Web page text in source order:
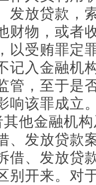
发放贷款，
财物，或者
以受贿罪定
记入金融机
管，至于是
响该罪成立
他金融机构
、发放贷款
借、发放贷
别开来。对